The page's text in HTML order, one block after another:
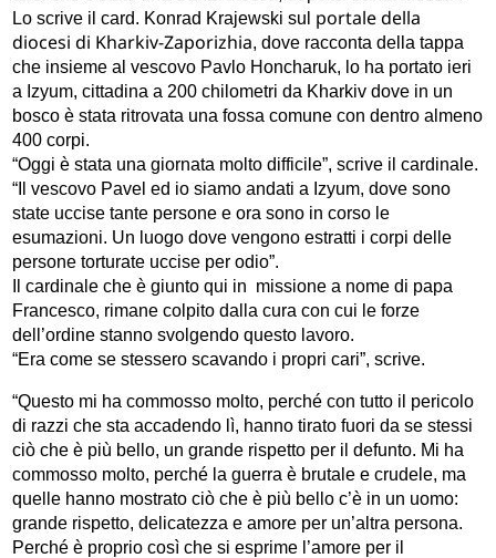
Lo scrive il card. Konrad Krajewski sul portale della
diocesi di Kharkiv-Zaporizhia, dove racconta della tappa
che insieme al vescovo Pavlo Honcharuk, lo ha portato ieri
a Izyum, cittadina a 200 chilometri da Kharkiv dove in un
bosco è stata ritrovata una fossa comune con dentro almeno
400 corpi.
“Oggi è stata una giornata molto difficile”, scrive il cardinale.
“Il vescovo Pavel ed io siamo andati a Izyum, dove sono
state uccise tante persone e ora sono in corso le
esumazioni. Un luogo dove vengono estratti i corpi delle
persone torturate uccise per odio”.
Il cardinale che è giunto qui in missione a nome di papa
Francesco, rimane colpito dalla cura con cui le forze
dell’ordine stanno svolgendo questo lavoro.
“Era come se stessero scavando i propri cari”, scrive.
“Questo mi ha commosso molto, perché con tutto il pericolo
di razzi che sta accadendo lì, hanno tirato fuori da se stessi
ciò che è più bello, un grande rispetto per il defunto. Mi ha
commosso molto, perché la guerra è brutale e crudele, ma
quelle hanno mostrato ciò che è più bello c’è in un uomo:
grande rispetto, delicatezza e amore per un’altra persona.
Perché è proprio così che si esprime l’amore per il